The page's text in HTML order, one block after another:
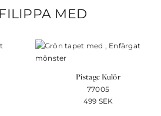
MED
Pistage Kulör
77005
499 SEK